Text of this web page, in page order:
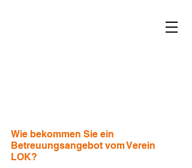
Wie bekommen Sie ein
Betreuungsangebot vom Verein
LOK?